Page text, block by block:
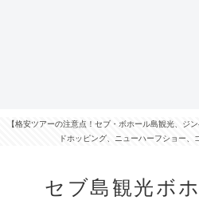
【格安ツアーの注意点！セブ・ボホール島観光、ジ
ドホッピング、ニューハーフショー、
セブ島観光ボ